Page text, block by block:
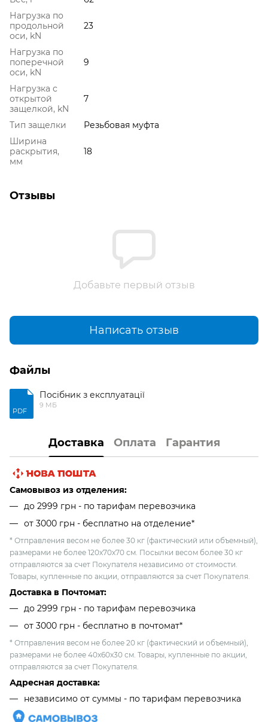
Нагрузка по
продольной
оси, kN
23
Нагрузка по
поперечной
оси, kN
9
Нагрузка с
открытой
защелкой, kN
7
Тип защелки
Резьбовая муфта
Ширина
раскрытия,
мм
18
Отзывы
Добавьте первый отзыв
Написать отзыв
Файлы
PDF
Посібник з експлуатації
9 МБ
Доставка Оплата Гарантия
Самовывоз из отделения:
до 2999 грн - по тарифам перевозчика
от 3000 грн - бесплатно на отделение*
* Отправления весом не более 30 кг (фактический или объемный),
размерами не более 120х70х70 см. Посылки весом более 30 кг
отправляются за счет Покупателя независимо от стоимости.
Товары, купленные по акции, отправляются за счет Покупателя.
Доставка в Почтомат:
до 2999 грн - по тарифам перевозчика
от 3000 грн - бесплатно в почтомат*
* Отправления весом не более 20 кг (фактический и объемный),
размерами не более 40х60х30 см. Товары, купленные по акции,
отправляются за счет Покупателя.
Адресная доставка:
независимо от cуммы - по тарифам перевозчика